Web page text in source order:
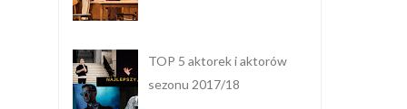
TOP 5 aktorek i aktorów
sezonu 2017/18